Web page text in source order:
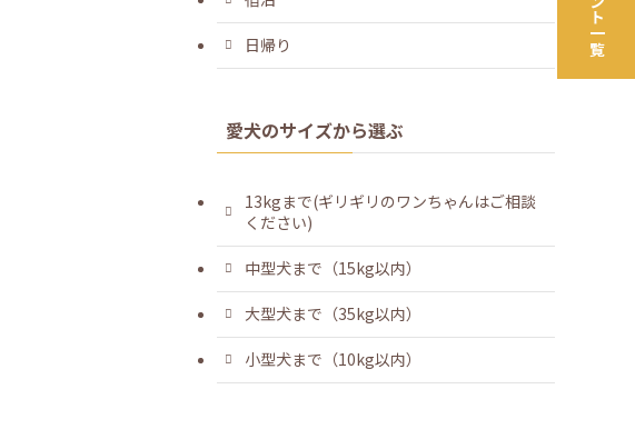
日帰り
愛犬のサイズから選ぶ
13kgまで(ギリギリのワンちゃんはご相談
ください)
中型犬まで（15kg以内）
大型犬まで（35kg以内）
小型犬まで（10kg以内）